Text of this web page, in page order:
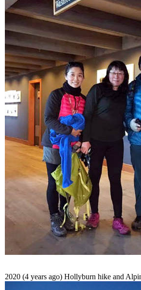
2020 (4 years ago) Hollyburn hike and